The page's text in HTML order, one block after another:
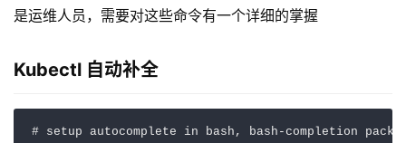
是运维人员，需要对这些命令有一个详细的掌握
Kubectl 自动补全
# setup autocomplete in bash, bash-completion